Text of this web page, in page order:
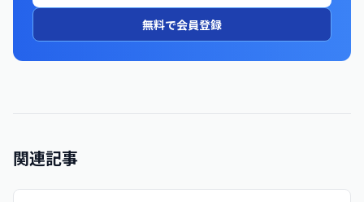
無料で会員登録
関連記事